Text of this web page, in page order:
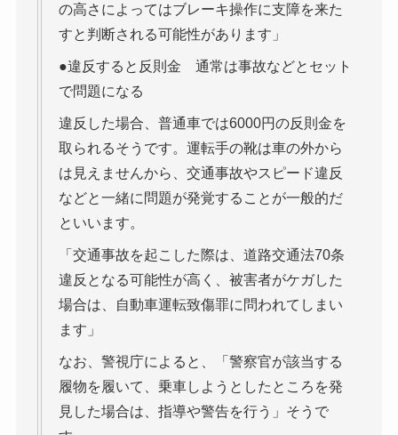
の高さによってはブレーキ操作に支障を来た
すと判断される可能性があります」
●違反すると反則金 通常は事故などとセット
で問題になる
違反した場合、普通車では6000円の反則金を
取られるそうです。運転手の靴は車の外から
は見えませんから、交通事故やスピード違反
などと一緒に問題が発覚することが一般的だ
といいます。
「交通事故を起こした際は、道路交通法70条
違反となる可能性が高く、被害者がケガした
場合は、自動車運転致傷罪に問われてしまい
ます」
なお、警視庁によると、「警察官が該当する
履物を履いて、乗車しようとしたところを発
見した場合は、指導や警告を行う」そうで